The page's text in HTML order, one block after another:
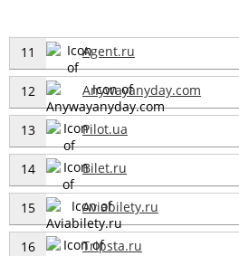
11 Agent.ru
12 Anywayanyday.com
13 Pilot.ua
14 Bilet.ru
15 Aviabilety.ru
16 Tripsta.ru